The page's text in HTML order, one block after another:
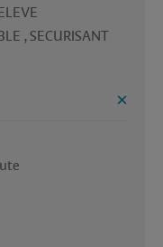
, SECURISANT